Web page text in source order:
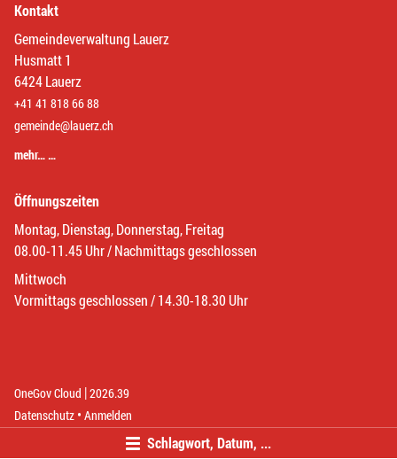
Schlagwort, Datum, ...
Kontakt
Gemeindeverwaltung Lauerz
Husmatt 1
6424 Lauerz
+41 41 818 66 88
gemeinde@lauerz.ch
mehr… …
Öffnungszeiten
Montag, Dienstag, Donnerstag, Freitag
08.00-11.45 Uhr / Nachmittags geschlossen
Mittwoch
Vormittags geschlossen / 14.30-18.30 Uhr
OneGov Cloud (External Link)
|2026.39
Datenschutz (External Link)
Anmelden